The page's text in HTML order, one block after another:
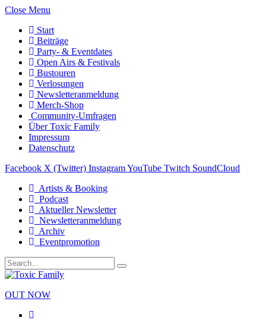
Close Menu
Start
Beiträge
Party- & Eventdates
Open Airs & Festivals
Bustouren
Verlosungen
Newsletteranmeldung
Merch-Shop
Community-Umfragen
Über Toxic Family
Impressum
Datenschutz
Facebook X (Twitter) InstagramYouTube Twitch SoundCloud
Artists & Booking
Podcast
Aktueller Newsletter
Newsletteranmeldung
Archiv
Eventpromotion
OUT NOW